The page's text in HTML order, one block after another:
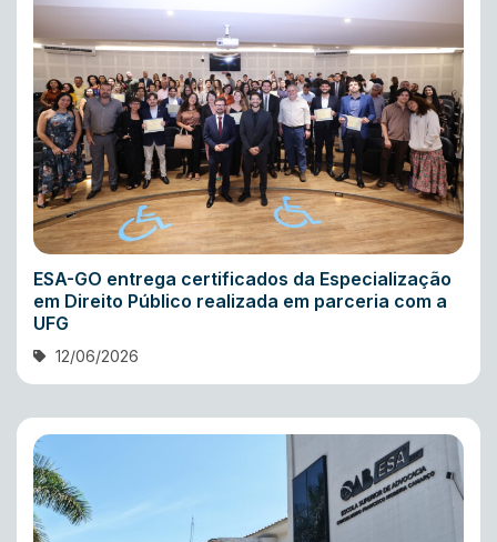
ESA-GO entrega certificados da Especialização
em Direito Público realizada em parceria com a
UFG
12/06/2026